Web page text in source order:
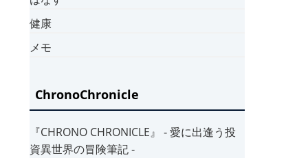
健康
メモ
ChronoChronicle
『CHRONO CHRONICLE』 ‐ 愛に出逢う投
資異世界の冒険筆記 ‐